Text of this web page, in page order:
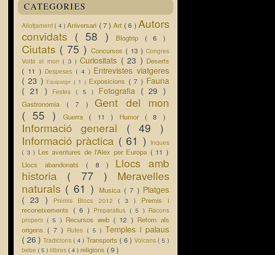
CATEGORIES
Allotjament ( 4 )Aniversari ( 7 ) Art ( 6 )Autors
convidats ( 58 ) Blogtrip ( 6 )
Ciutats ( 75 ) Concursos ( 13 ) Congres
Volta al mon ( 3 )Curiositats ( 23 ) Deserts
( 11 ) Despeses ( 4 ) Entrevistes viatgeres
( 23 ) Equipatge( 1 ) Exposicions ( 7 ) Fauna
( 21 )
Festes ( 5 ) Fotografia ( 29 )
Gastronomia ( 7 ) Gent del mon
( 55 )Guerra ( 11 ) Humor ( 8 )
Informació general ( 49 )
Informació pràctica ( 61 )
Inques
( 3 ) Les aventures de l'Alex per Europa ( 11 )
Llocs abandonats ( 8 ) Llocs amb
historia ( 77 ) Meravelles
naturals ( 61 ) Musica ( 7 ) Platges
( 23 )
Premis Blocs 2012 ( 3 ) Premis i
reconeixements ( 6 ) Preparatius ( 5 ) Racons
propers ( 5 ) Recursos web ( 12 ) Retorn als
origens ( 7 ) Rutes ( 5 ) Temples i palaus
( 26 ) Tradicions ( 4 ) Transports ( 6 ) Volcans ( 5 )
bebe ( 5 ) llibres ( 4 ) religions ( 9 )